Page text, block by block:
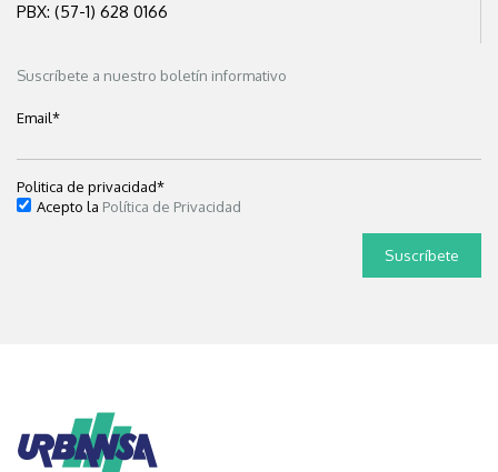
PBX: (57-1) 628 0166
Suscríbete a nuestro boletín informativo
Email*
Politica de privacidad*
Acepto la Política de Privacidad